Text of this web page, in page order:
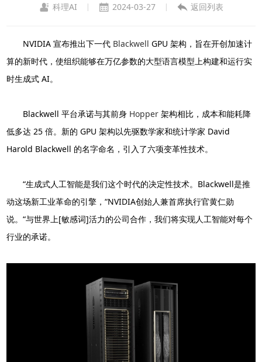
科理AI | 2024-03-27 | 返回列表
NVIDIA 宣布推出下一代 Blackwell GPU 架构，旨在开创加速计
算的新时代，使组织能够在万亿参数的大型语言模型上构建和运行实
时生成式 AI。
Blackwell 平台承诺与其前身 Hopper 架构相比，成本和能耗降
低多达 25 倍。新的 GPU 架构以先驱数学家和统计学家 David
Harold Blackwell 的名字命名，引入了六项变革性技术。
“生成式人工智能是我们这个时代的决定性技术。Blackwell是推
动这场新工业革命的引擎，“NVIDIA创始人兼首席执行官黄仁勋
说。“与世界上[敏感词]活力的公司合作，我们将实现人工智能对每个
行业的承诺。